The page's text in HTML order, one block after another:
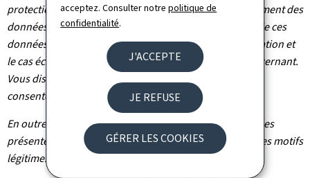
acceptez. Consulter notrepolitique de
confidentialité.
J'ACCEPTE
JE REFUSE
GÉRER LES COOKIES
protection des personnes physiques à l'égard du traitement des
données à caractère personnel et à la libre circulation de ces
données, vous bénéficiez d’un droit d’accès, de rectification et
le cas échéant d’effacement des informations vous concernant.
Vous disposez également du droit de retirer votre
consentement à tout moment.
En outre et excepté le cas où le traitement de vos données
présente un caractère obligatoire, vous pouvez, pour des motifs
légitimes, vous y opposer.